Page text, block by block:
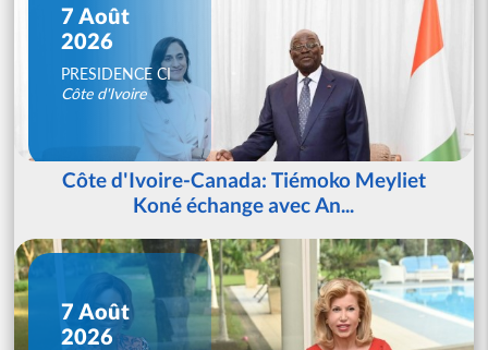
7 Août
2026
PRESIDENCE CI
Côte d'Ivoire
Côte d'Ivoire-Canada: Tiémoko Meyliet
Koné échange avec An...
7 Août
2026